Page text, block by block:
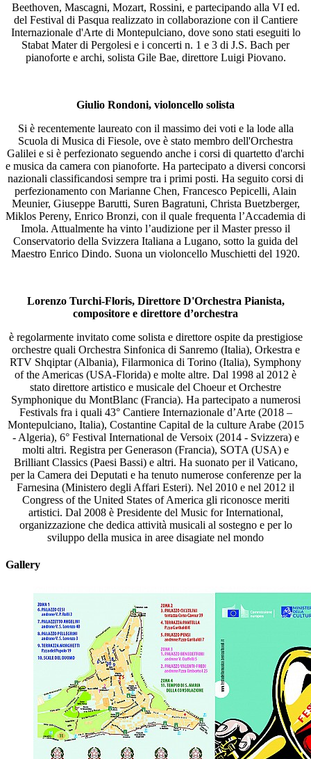
Beethoven, Mascagni, Mozart, Rossini, e partecipando alla VI ed.
del Festival di Pasqua realizzato in collaborazione con il Cantiere
Internazionale d'Arte di Montepulciano, dove sono stati eseguiti lo
Stabat Mater di Pergolesi e i concerti n. 1 e 3 di J.S. Bach per
pianoforte e archi, solista Gile Bae, direttore Luigi Piovano.
Giulio Rondoni, violoncello solista
Si è recentemente laureato con il massimo dei voti e la lode alla
Scuola di Musica di Fiesole, ove è stato membro dell'Orchestra
Galilei e si è perfezionato seguendo anche i corsi di quartetto d'archi
e musica da camera con pianoforte. Ha partecipato a diversi concorsi
nazionali classificandosi sempre tra i primi posti. Ha seguito corsi di
perfezionamento con Marianne Chen, Francesco Pepicelli, Alain
Meunier, Giuseppe Barutti, Suren Bagratuni, Christa Buetzberger,
Miklos Pereny, Enrico Bronzi, con il quale frequenta l’Accademia di
Imola. Attualmente ha vinto l’audizione per il Master presso il
Conservatorio della Svizzera Italiana a Lugano, sotto la guida del
Maestro Enrico Dindo. Suona un violoncello Muschietti del 1920.
Lorenzo Turchi-Floris, Direttore D'Orchestra Pianista,
compositore e direttore d’orchestra
è regolarmente invitato come solista e direttore ospite da prestigiose
orchestre quali Orchestra Sinfonica di Sanremo (Italia), Orkestra e
RTV Shqiptar (Albania), Filarmonica di Torino (Italia), Symphony
of the Americas (USA-Florida) e molte altre. Dal 1998 al 2012 è
stato direttore artistico e musicale del Choeur et Orchestre
Symphonique du MontBlanc (Francia). Ha partecipato a numerosi
Festivals fra i quali 43° Cantiere Internazionale d’Arte (2018 –
Montepulciano, Italia), Costantine Capital de la culture Arabe (2015
- Algeria), 6° Festival International de Versoix (2014 - Svizzera) e
molti altri. Registra per Generason (Francia), SOTA (USA) e
Brilliant Classics (Paesi Bassi) e altri. Ha suonato per il Vaticano,
per la Camera dei Deputati e ha tenuto numerose conferenze per la
Farnesina (Ministero degli Affari Esteri). Nel 2010 e nel 2012 il
Congress of the United States of America gli riconosce meriti
artistici. Dal 2008 è Presidente del Music for International,
organizzazione che dedica attività musicali al sostegno e per lo
sviluppo della musica in aree disagiate nel mondo
Gallery